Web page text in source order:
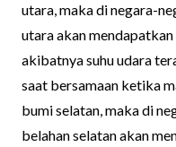
utara, maka di negara-
utara akan
akibatnya suhu udara
saat bersamaan ketika
bumi selatan, maka di
belahan selatan akan